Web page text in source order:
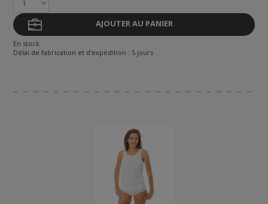
AJOUTER AU PANIER
En stock
Délai de fabrication et d'expédition : 5 jours